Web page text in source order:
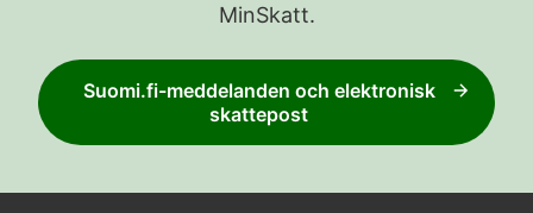
MinSkatt.
Suomi.fi-meddelanden och elektronisk
skattepost